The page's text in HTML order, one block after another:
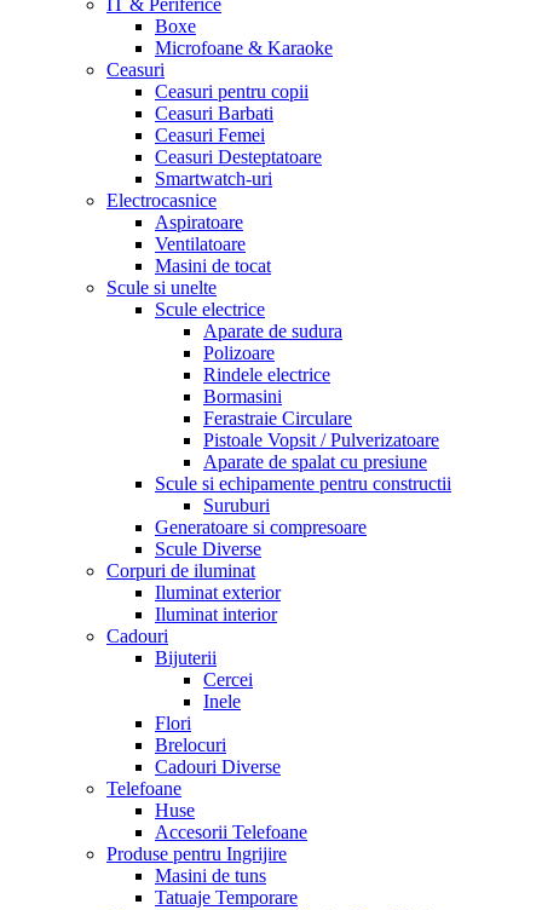
Boxe
Microfoane & Karaoke
Ceasuri
Ceasuri pentru copii
Ceasuri Barbati
Ceasuri Femei
Ceasuri Desteptatoare
Smartwatch-uri
Electrocasnice
Aspiratoare
Ventilatoare
Masini de tocat
Scule si unelte
Scule electrice
Aparate de sudura
Polizoare
Rindele electrice
Bormasini
Ferastraie Circulare
Pistoale Vopsit / Pulverizatoare
Aparate de spalat cu presiune
Scule si echipamente pentru constructii
Suruburi
Generatoare si compresoare
Scule Diverse
Corpuri de iluminat
Iluminat exterior
Iluminat interior
Cadouri
Bijuterii
Cercei
Inele
Flori
Brelocuri
Cadouri Diverse
Telefoane
Huse
Accesorii Telefoane
Produse pentru Ingrijire
Masini de tuns
Tatuaje Temporare